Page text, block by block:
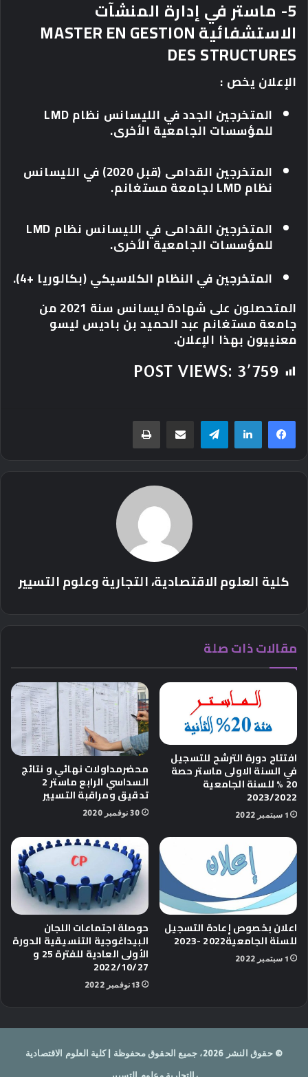
5- ماستر في إدارة المنشآت
الاستشفائية MASTER EN GESTION
DES STRUCTURES
الإعلان يخص :
المتخرجين الجدد في الليسانس نظام LMD
للمؤسسات الجامعية الأخرى.
المتخرجين القدامى (قبل 2020) في الليسانس
نظام LMD لجامعة مستغانم.
المتخرجين القدامى في الليسانس نظام LMD
للمؤسسات الجامعية الأخرى.
المتخرجين في النظام الكلاسيكي (بكالوريا +4).
المتحصلون على شهادة ليسانس سنة 2021 من
جامعة مستغانم عبد الحميد بن باديس ليسو
معنييون بهذا الإعلان.
POST VIEWS: 3٬759
تيلقرام مشاركة عبر البريد طباعة
كلية العلوم الاقتصادية، التجارية وعلوم التسيير
مقالات ذات صلة
افتتاح دورة الترشح للتسجيل
في السنة الاولى ماستر حصة
20 % للسنة الجامعية
2023/2022
1 سبتمبر 2022
محضرمداولات نهائي و نتائج
السداسي الرابع ماستر 2
تدقيق ومراقبة التسيير
30 نوفمبر 2020
اعلان بخصوص إعادة التسجيل
للسنة الجامعية2022 -2023
1 سبتمبر 2022
حوصلة اجتماعات اللجان
البيداغوجية التنسيقية الدورة
الأولى العادية للفترة 25 و
2022/10/27
13 نوفمبر 2022
© حقوق النشر 2026، جميع الحقوق محفوظة | كلية العلوم الاقتصادية